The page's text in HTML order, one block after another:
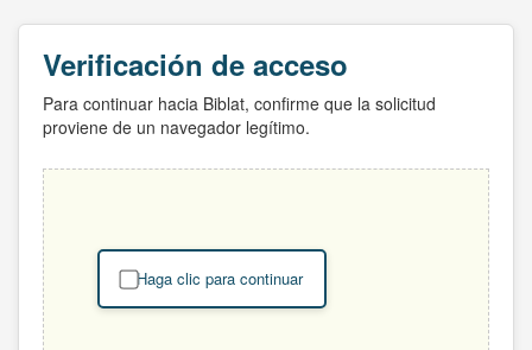
Verificación de acceso
Para continuar hacia Biblat, confirme que la solicitud
proviene de un navegador legítimo.
Haga clic para continuar